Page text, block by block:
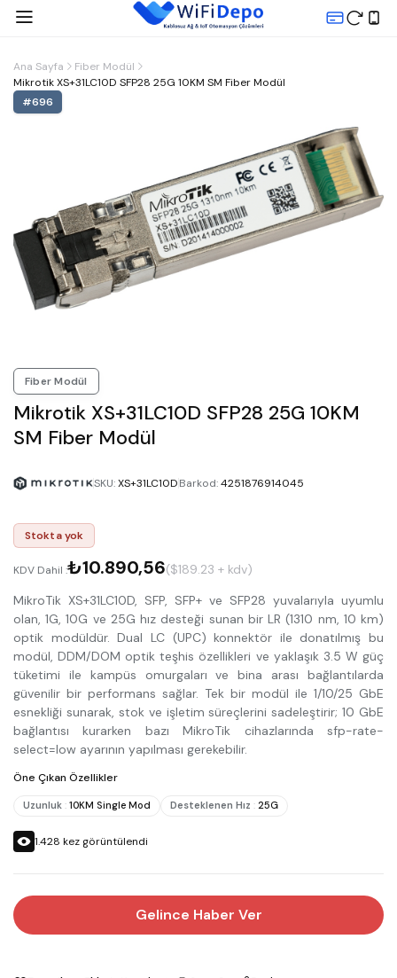
Ana Sayfa
Fiber Modül
Mikrotik XS+31LC10D SFP28 25G 10KM SM Fiber Modül
#696
Fiber Modül
Mikrotik XS+31LC10D SFP28 25G 10KM
SM Fiber Modül
SKU:XS+31LC10DBarkod:4251876914045
Stokta yok
KDV Dahil :₺10.890,56($189.23 + kdv)
MikroTik XS+31LC10D, SFP, SFP+ ve SFP28 yuvalarıyla uyumlu
olan, 1G, 10G ve 25G hız desteği sunan bir LR (1310 nm, 10 km)
optik modüldür. Dual LC (UPC) konnektör ile donatılmış bu
modül, DDM/DOM optik teşhis özellikleri ve yaklaşık 3.5 W güç
tüketimi ile kampüs omurgaları ve bina arası bağlantılarda
güvenilir bir performans sağlar. Tek bir modül ile 1/10/25 GbE
esnekliği sunarak, stok ve işletim süreçlerini sadeleştirir; 10 GbE
bağlantısı kurarken bazı MikroTik cihazlarında sfp-rate-
select=low ayarının yapılması gerekebilir.
Öne Çıkan Özellikler
Uzunluk : 10KM Single Mod Desteklenen Hız : 25G
1.428 kez görüntülendi
Gelince Haber Ver